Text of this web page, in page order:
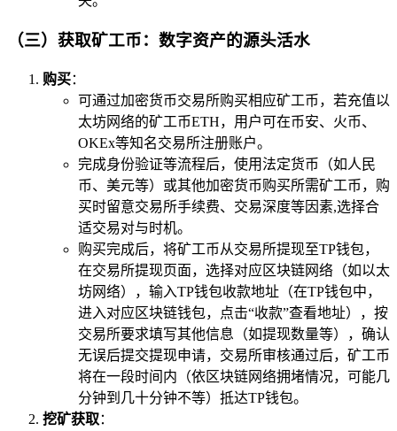
（三）获取矿工币：数字资产的源头活水
购买：
可通过加密货币交易所购买相应矿工币，若充值以
太坊网络的矿工币ETH，用户可在币安、火币、
OKEx等知名交易所注册账户。
完成身份验证等流程后，使用法定货币（如人民
币、美元等）或其他加密货币购买所需矿工币，购
买时留意交易所手续费、交易深度等因素,选择合
适交易对与时机。
购买完成后，将矿工币从交易所提现至TP钱包，
在交易所提现页面，选择对应区块链网络（如以太
坊网络），输入TP钱包收款地址（在TP钱包中，
进入对应区块链钱包，点击“收款”查看地址），按
交易所要求填写其他信息（如提现数量等），确认
无误后提交提现申请，交易所审核通过后，矿工币
将在一段时间内（依区块链网络拥堵情况，可能几
分钟到几十分钟不等）抵达TP钱包。
挖矿获取：